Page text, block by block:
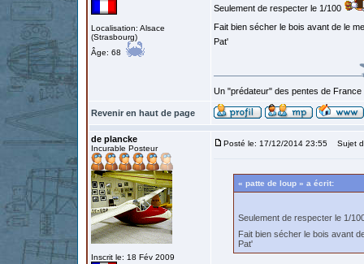
Localisation: Alsace
(Strasbourg)
Âge: 68
Seulement de respecter le 1/100
Fait bien sécher le bois avant de le
Pat'
Un "prédateur" des pentes de
Revenir en haut de page
de plancke
Incurable Posteur
Inscrit le: 18 Fév 2009
Posté le: 17/12/2014 23:55 Sujet
« patte de loup » a écrit:
Seulement de respecter le 1/
Fait bien sécher le bois avant
Pat'